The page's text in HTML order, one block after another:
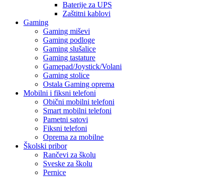
Baterije za UPS
Zaštitni kablovi
Gaming
Gaming miševi
Gaming podloge
Gaming slušalice
Gaming tastature
Gamepad/Joystick/Volani
Gaming stolice
Ostala Gaming oprema
Mobilni i fiksni telefoni
Obični mobilni telefoni
Smart mobilni telefoni
Pametni satovi
Fiksni telefoni
Oprema za mobilne
Školski pribor
Rančevi za školu
Sveske za školu
Pernice